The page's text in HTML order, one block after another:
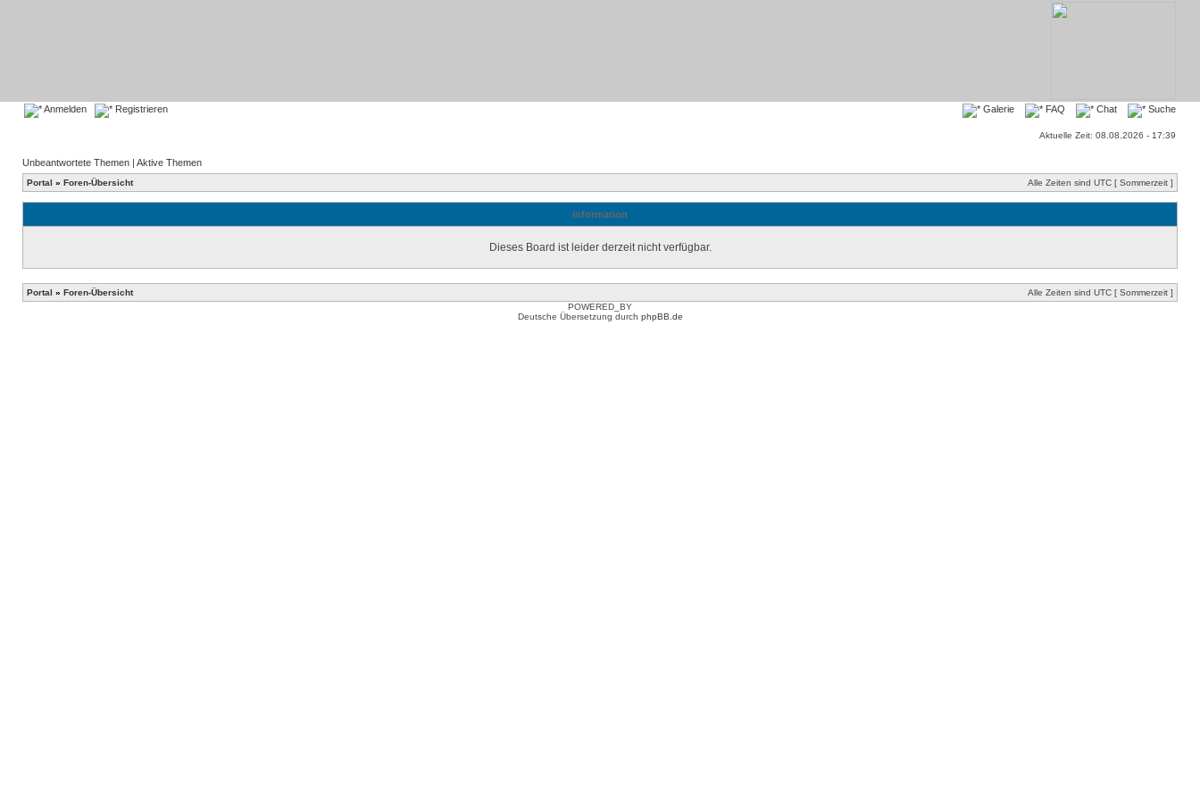
Anmelden Registrieren Galerie FAQ Chat Suche
Aktuelle Zeit: 08.08.2026 - 17:39
Unbeantwortete Themen | Aktive Themen
Portal » Foren-Übersicht Alle Zeiten sind UTC [ Sommerzeit ]
Information
Dieses Board ist leider derzeit nicht verfügbar.
Portal » Foren-Übersicht
Alle Zeiten sind UTC [ Sommerzeit ]
POWERED_BY
Deutsche Übersetzung durch phpBB.de